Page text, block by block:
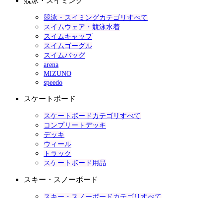
競泳・スイミングカテゴリすべて
スイムウェア・競泳水着
スイムキャップ
スイムゴーグル
スイムバッグ
arena
MIZUNO
speedo
スケートボード
スケートボードカテゴリすべて
コンプリートデッキ
デッキ
ウィール
トラック
スケートボード用品
スキー・スノーボード